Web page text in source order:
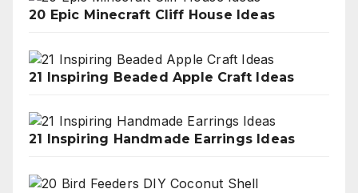
20 Epic Minecraft Cliff House Ideas
21 Inspiring Beaded Apple Craft Ideas
21 Inspiring Handmade Earrings Ideas